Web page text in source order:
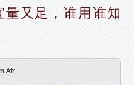
又足，谁用谁知
Air